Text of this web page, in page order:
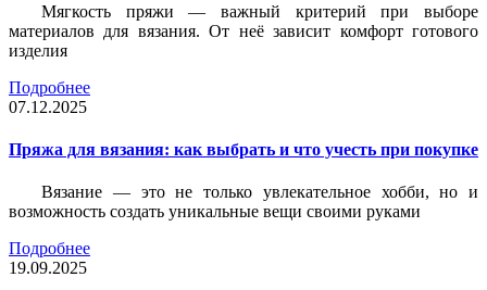
Мягкость пряжи — важный критерий при выборе
материалов для вязания. От неё зависит комфорт готового
изделия
Подробнее
07.12.2025
Пряжа для вязания: как выбрать и что учесть при покупке
Вязание — это не только увлекательное хобби, но и
возможность создать уникальные вещи своими руками
Подробнее
19.09.2025